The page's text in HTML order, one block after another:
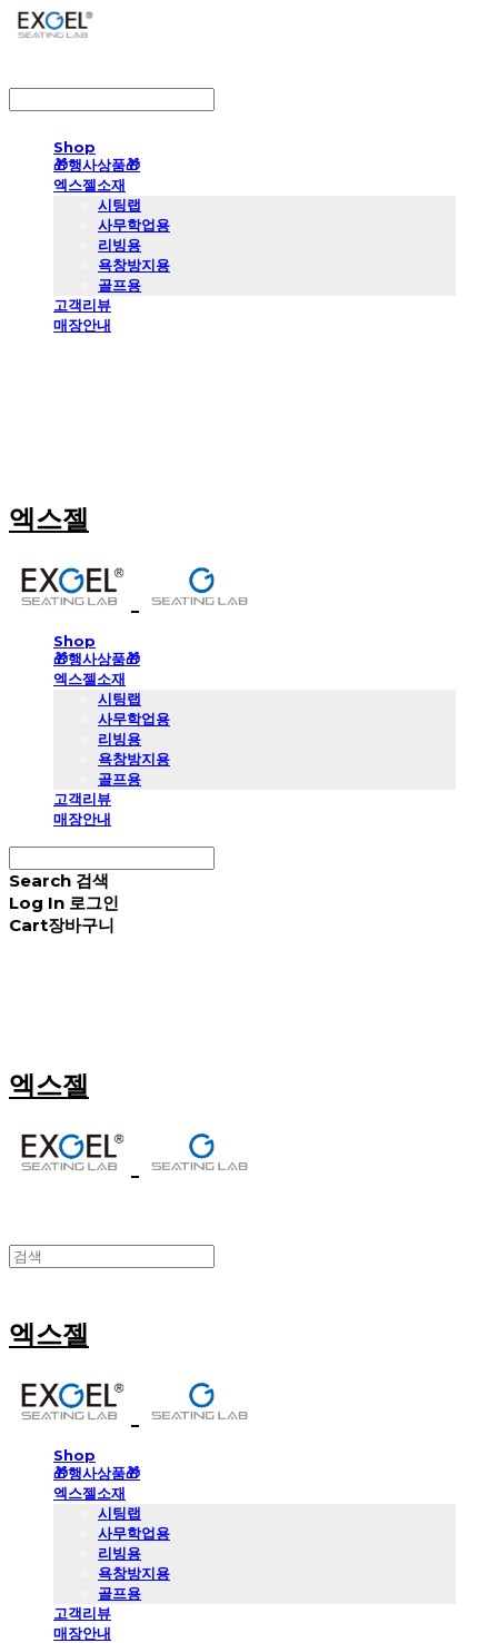
Shop
🎁행사상품🎁
엑스젤소재
시팅랩
사무학업용
리빙용
욕창방지용
골프용
고객리뷰
매장안내
엑스젤
Shop
🎁행사상품🎁
엑스젤소재
시팅랩
사무학업용
리빙용
욕창방지용
골프용
고객리뷰
매장안내
Search 검색
Log In 로그인
Cart장바구니
엑스젤
엑스젤
Shop
🎁행사상품🎁
엑스젤소재
시팅랩
사무학업용
리빙용
욕창방지용
골프용
고객리뷰
매장안내